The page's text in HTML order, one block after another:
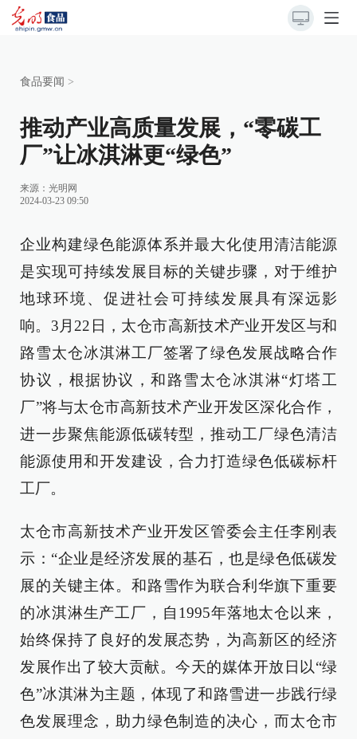
食品要闻 >
推动产业高质量发展，“零碳工
厂”让冰淇淋更“绿色”
来源： 光明网
2024-03-23 09:50
企业构建绿色能源体系并最大化使用清洁能源
是实现可持续发展目标的关键步骤，对于维护
地球环境、促进社会可持续发展具有深远影
响。3月22日，太仓市高新技术产业开发区与和
路雪太仓冰淇淋工厂签署了绿色发展战略合作
协议，根据协议，和路雪太仓冰淇淋“灯塔工
厂”将与太仓市高新技术产业开发区深化合作，
进一步聚焦能源低碳转型，推动工厂绿色清洁
能源使用和开发建设，合力打造绿色低碳标杆
工厂。
太仓市高新技术产业开发区管委会主任李刚表
示：“企业是经济发展的基石，也是绿色低碳发
展的关键主体。和路雪作为联合利华旗下重要
的冰淇淋生产工厂，自1995年落地太仓以来，
始终保持了良好的发展态势，为高新区的经济
发展作出了较大贡献。今天的媒体开放日以“绿
色”冰淇淋为主题，体现了和路雪进一步践行绿
色发展理念，助力绿色制造的决心，而太仓市